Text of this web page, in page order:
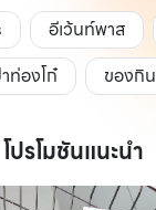
อีเว้นท์พาส
ท่องโก๋
ของกิน
โปรโมชันแนะนำ